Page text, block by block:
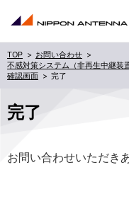
お問い合わせ
不感対策システム（非再生中継装
確認画面
完了
完了
お問い合わせいただき